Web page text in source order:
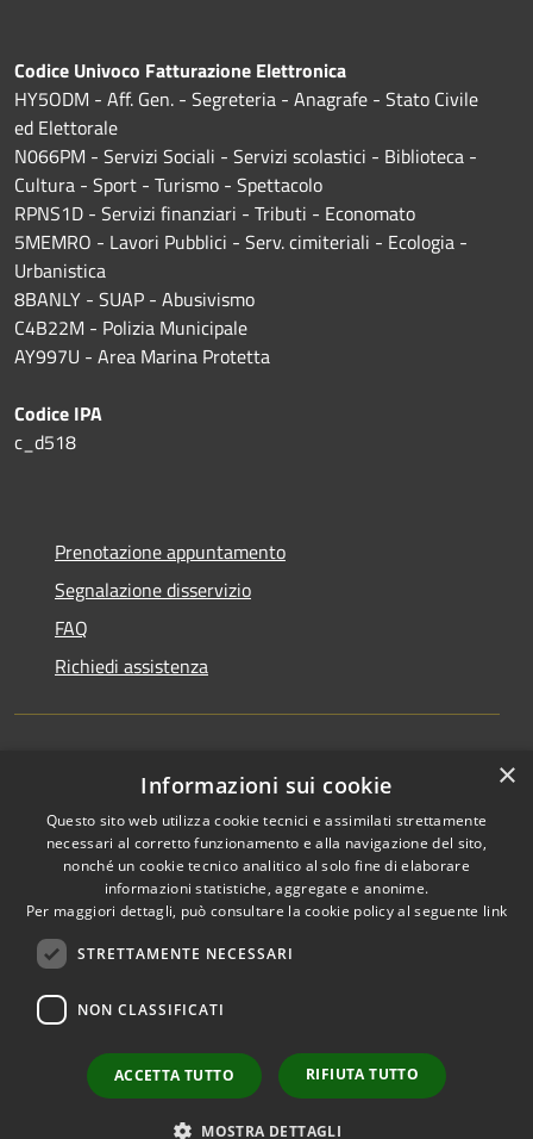
Codice Univoco Fatturazione Elettronica
HY5ODM - Aff. Gen. - Segreteria - Anagrafe - Stato Civile
ed Elettorale
N066PM - Servizi Sociali - Servizi scolastici - Biblioteca -
Cultura - Sport - Turismo - Spettacolo
RPNS1D - Servizi finanziari - Tributi - Economato
5MEMRO - Lavori Pubblici - Serv. cimiteriali - Ecologia -
Urbanistica
8BANLY - SUAP - Abusivismo
C4B22M - Polizia Municipale
AY997U - Area Marina Protetta
Codice IPA
c_d518
Prenotazione appuntamento
Segnalazione disservizio
FAQ
Richiedi assistenza
Amministrazione trasparente
Informativa privacy
Note legali
Dichiarazione di accessibilità
RSS
Municipium•
Accesso
redazione
×
Informazioni sui cookie
Questo sito web utilizza cookie tecnici e assimilati strettamente
necessari al corretto funzionamento e alla navigazione del sito,
nonché un cookie tecnico analitico al solo fine di elaborare
informazioni statistiche, aggregate e anonime.
Per maggiori dettagli, può consultare la cookie policy al seguente link
STRETTAMENTE NECESSARI
NON CLASSIFICATI
ACCETTA TUTTO RIFIUTA TUTTO
MOSTRA DETTAGLI